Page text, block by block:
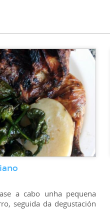
a cabo unha pequena
seguida da degustación